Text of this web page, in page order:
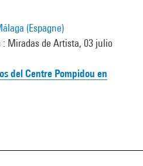
(Espagne)
: Miradas de Artista, 03 julio
del Centre Pompidou en